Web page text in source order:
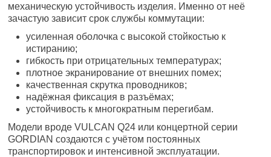
механическую устойчивость изделия. Именно от неё
зачастую зависит срок службы коммутации:
усиленная оболочка с высокой стойкостью к
истиранию;
гибкость при отрицательных температурах;
плотное экранирование от внешних помех;
качественная скрутка проводников;
надёжная фиксация в разъёмах;
устойчивость к многократным перегибам.
Модели вроде VULCAN Q24 или концертной серии
GORDIAN создаются с учётом постоянных
транспортировок и интенсивной эксплуатации.